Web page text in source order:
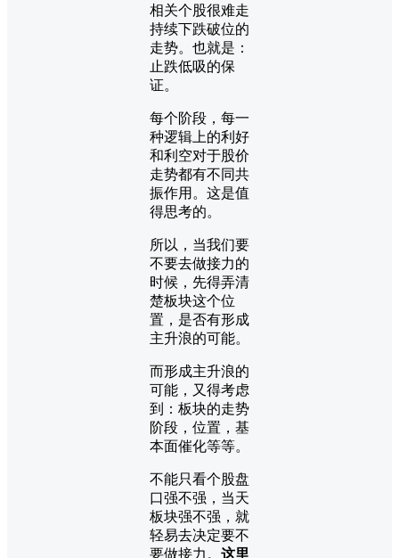
相关个股很难走
持续下跌破位的
走势。也就是：
止跌低吸的保
证。
每个阶段，每一
种逻辑上的利好
和利空对于股价
走势都有不同共
振作用。这是值
得思考的。
所以，当我们要
不要去做接力的
时候，先得弄清
楚板块这个位
置，是否有形成
主升浪的可能。
而形成主升浪的
可能，又得考虑
到：板块的走势
阶段，位置，基
本面催化等等。
不能只看个股盘
口强不强，当天
板块强不强，就
轻易去决定要不
要做接力。 这里